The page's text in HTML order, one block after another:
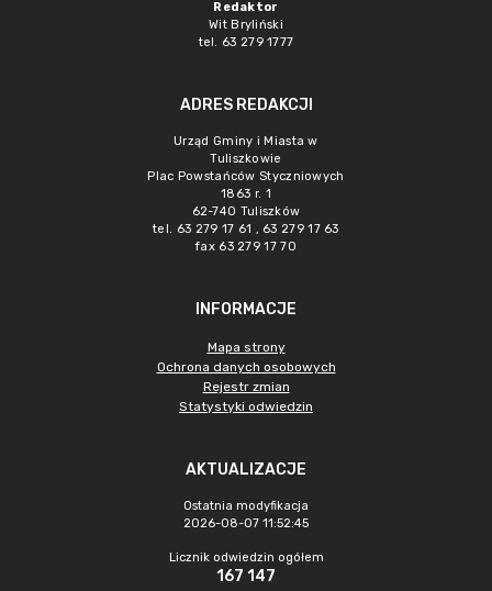
Redaktor
Wit Bryliński
tel. 63 279 1777
ADRES REDAKCJI
Urząd Gminy i Miasta w
Tuliszkowie
Plac Powstańców Styczniowych
1863 r. 1
62-740 Tuliszków
tel. 63 279 17 61 , 63 279 17 63
fax 63 279 17 70
INFORMACJE
Mapa strony
Ochrona danych osobowych
Rejestr zmian
Statystyki odwiedzin
AKTUALIZACJE
Ostatnia modyfikacja
2026-08-07 11:52:45
Licznik odwiedzin ogółem
167 147